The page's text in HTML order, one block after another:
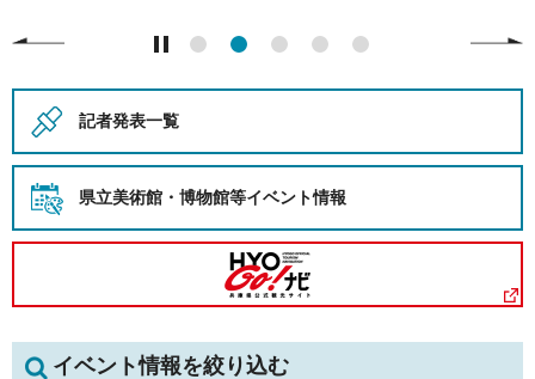
記者発表一覧
県立美術館・博物館等イベント情報
イベント情報を絞り込む